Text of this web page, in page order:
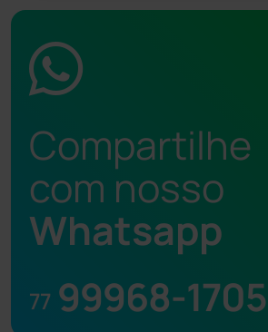
Compartilhe
com nosso
Whatsapp
77 99968-1705